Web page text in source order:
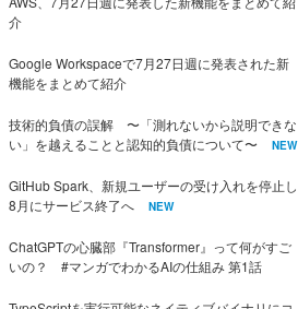
介
Google Workspaceで7月27日週に発表された新
機能をまとめて紹介
技術的負債の誤解 〜「測れないから説明できな
い」を越えることと認知的負債について〜
NEW
GitHub Spark、新規ユーザーの受け入れを停止し
8月にサービス終了へ
NEW
ChatGPTの心臓部『Transformer』って何がすご
いの？ #マンガでわかるAIの仕組み 第1話